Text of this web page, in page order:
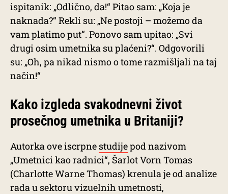
ispitanik: „Odlično, da!“ Pitao sam: „Koja je
naknada?“ Rekli su: „Ne postoji – možemo da
vam platimo put“. Ponovo sam upitao: „Svi
drugi osim umetnika su plaćeni?“. Odgovorili
su: „Oh, pa nikad nismo o tome razmišljali na taj
način!“
Kako izgleda svakodnevni život
prosečnog umetnika u Britaniji?
Autorka ove iscrpne studijepod nazivom
„Umetnici kao radnici“, Šarlot Vorn Tomas
(Charlotte Warne Thomas) krenula je od analize
rada u sektoru vizuelnih umetnosti,